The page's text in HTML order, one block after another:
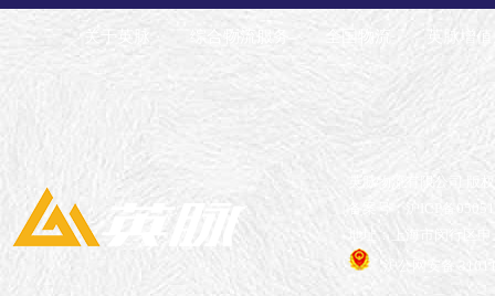
关于英脉 综合物流服务 全国物流 英脉增
英脉物流有限公司 版
地址：上海市闵行区